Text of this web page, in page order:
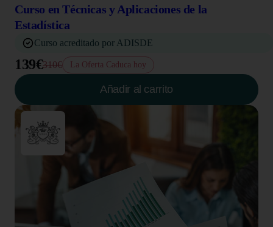
Curso en Técnicas y Aplicaciones de la
Estadística
Curso acreditado por ADISDE
139€310€ La Oferta Caduca hoy
Añadir al carrito